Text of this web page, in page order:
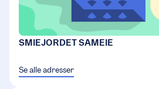
SMIEJORDET SAMEIE
Se alle adresser